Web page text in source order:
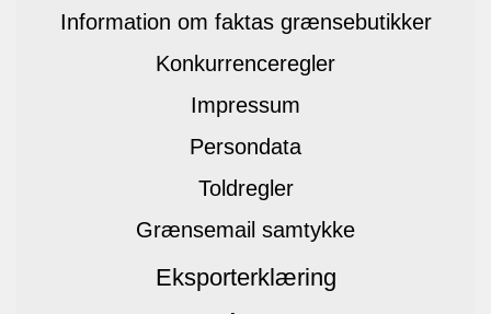
Information om faktas grænsebutikker
Konkurrenceregler
Impressum
Persondata
Toldregler
Grænsemail samtykke
Eksporterklæring